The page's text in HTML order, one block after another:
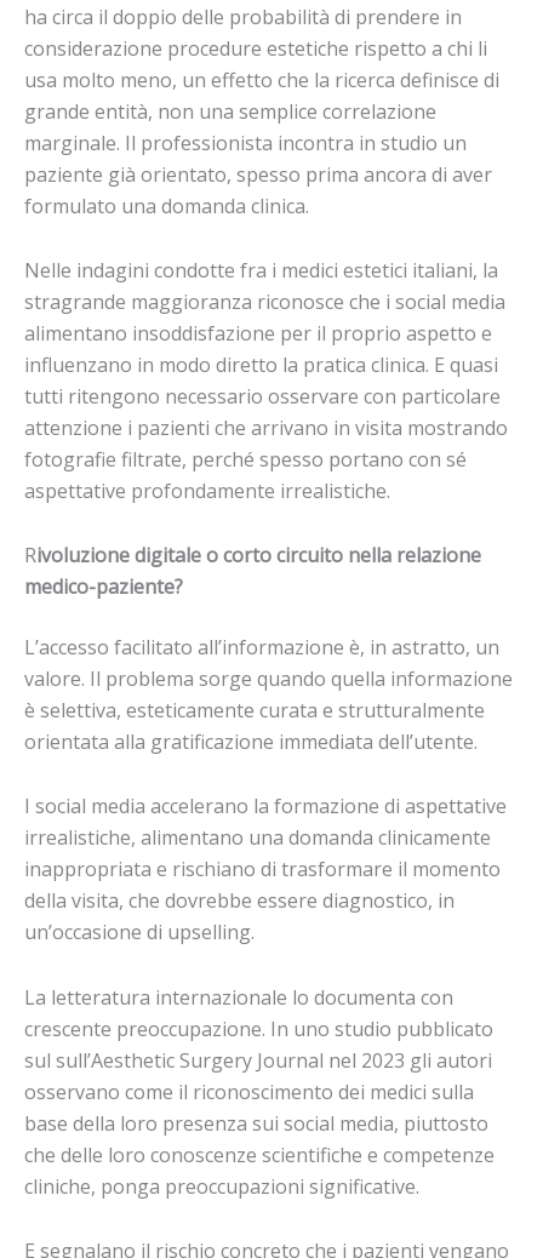
ha circa il doppio delle probabilità di prendere in
considerazione procedure estetiche rispetto a chi li
usa molto meno, un effetto che la ricerca definisce di
grande entità, non una semplice correlazione
marginale. Il professionista incontra in studio un
paziente già orientato, spesso prima ancora di aver
formulato una domanda clinica.
Nelle indagini condotte fra i medici estetici italiani, la
stragrande maggioranza riconosce che i social media
alimentano insoddisfazione per il proprio aspetto e
influenzano in modo diretto la pratica clinica. E quasi
tutti ritengono necessario osservare con particolare
attenzione i pazienti che arrivano in visita mostrando
fotografie filtrate, perché spesso portano con sé
aspettative profondamente irrealistiche.
Rivoluzione digitale o corto circuito nella relazione
medico-paziente?
L’accesso facilitato all’informazione è, in astratto, un
valore. Il problema sorge quando quella informazione
è selettiva, esteticamente curata e strutturalmente
orientata alla gratificazione immediata dell’utente.
I social media accelerano la formazione di aspettative
irrealistiche, alimentano una domanda clinicamente
inappropriata e rischiano di trasformare il momento
della visita, che dovrebbe essere diagnostico, in
un’occasione di upselling.
La letteratura internazionale lo documenta con
crescente preoccupazione. In uno studio pubblicato
sul sull’Aesthetic Surgery Journal nel 2023 gli autori
osservano come il riconoscimento dei medici sulla
base della loro presenza sui social media, piuttosto
che delle loro conoscenze scientifiche e competenze
cliniche, ponga preoccupazioni significative.
E segnalano il rischio concreto che i pazienti vengano